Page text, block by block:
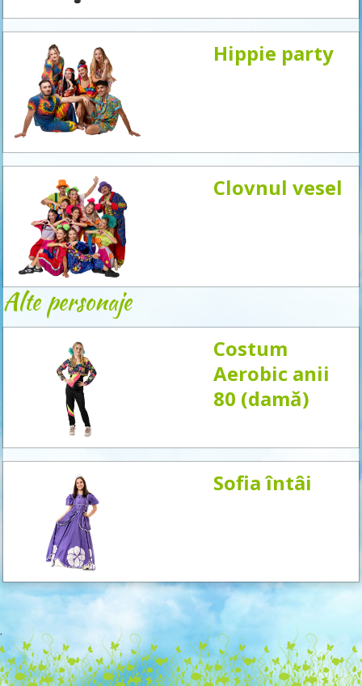
Hippie party
Clovnul vesel
Alte personaje
Costum
Aerobic anii
80 (damă)
Sofia întâi